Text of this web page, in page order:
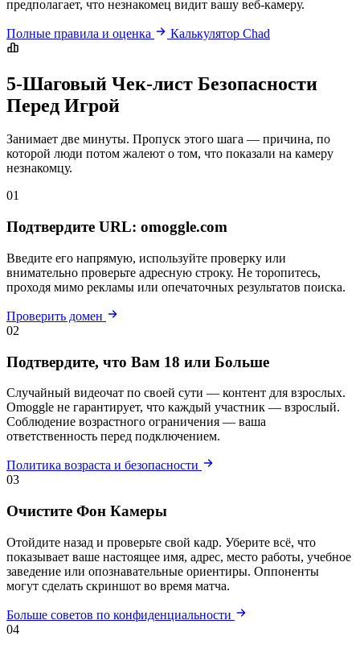
предполагает, что незнакомец видит вашу веб-камеру.
Полные правила и оценка Калькулятор Chad
5-Шаговый Чек-лист Безопасности
Перед Игрой
Занимает две минуты. Пропуск этого шага — причина, по
которой люди потом жалеют о том, что показали на камеру
незнакомцу.
01
Подтвердите URL: omoggle.com
Введите его напрямую, используйте проверку или
внимательно проверьте адресную строку. Не торопитесь,
проходя мимо рекламы или опечаточных результатов поиска.
Проверить домен
02
Подтвердите, что Вам 18 или Больше
Случайный видеочат по своей сути — контент для взрослых.
Omoggle не гарантирует, что каждый участник — взрослый.
Соблюдение возрастного ограничения — ваша
ответственность перед подключением.
Политика возраста и безопасности
03
Очистите Фон Камеры
Отойдите назад и проверьте свой кадр. Уберите всё, что
показывает ваше настоящее имя, адрес, место работы, учебное
заведение или опознавательные ориентиры. Оппоненты
могут сделать скриншот во время матча.
Больше советов по конфиденциальности
04